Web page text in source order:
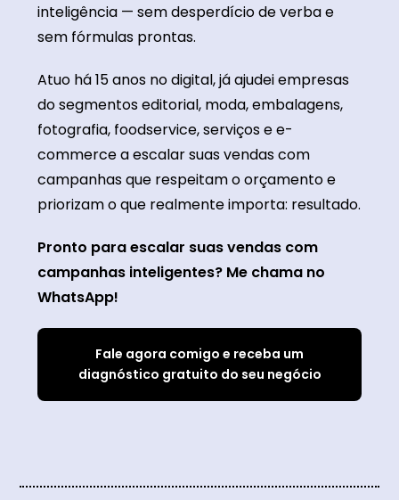
inteligência — sem desperdício de verba e
sem fórmulas prontas.
Atuo há 15 anos no digital, já ajudei empresas
do segmentos editorial, moda, embalagens,
fotografia, foodservice, serviços e e-
commerce a escalar suas vendas com
campanhas que respeitam o orçamento e
priorizam o que realmente importa: resultado.
Pronto para escalar suas vendas com
campanhas inteligentes? Me chama no
WhatsApp!
Fale agora comigo e receba um
diagnóstico gratuito do seu negócio